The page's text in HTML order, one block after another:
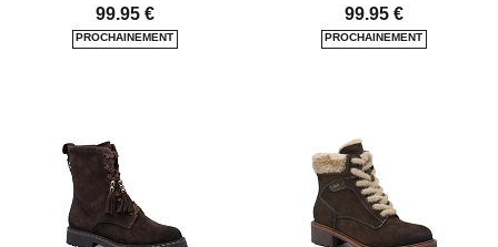
99.95 € 99.95 €